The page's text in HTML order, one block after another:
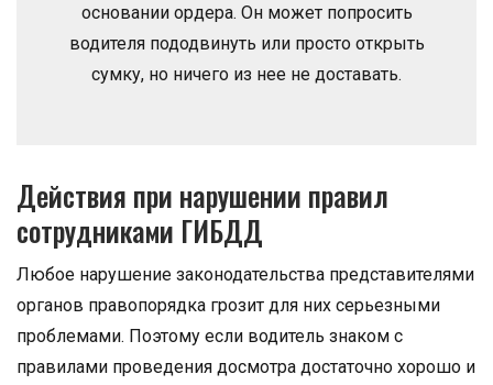
основании ордера. Он может попросить
водителя пододвинуть или просто открыть
сумку, но ничего из нее не доставать.
Действия при нарушении правил
сотрудниками ГИБДД
Любое нарушение законодательства представителями
органов правопорядка грозит для них серьезными
проблемами. Поэтому если водитель знаком с
правилами проведения досмотра достаточно хорошо и